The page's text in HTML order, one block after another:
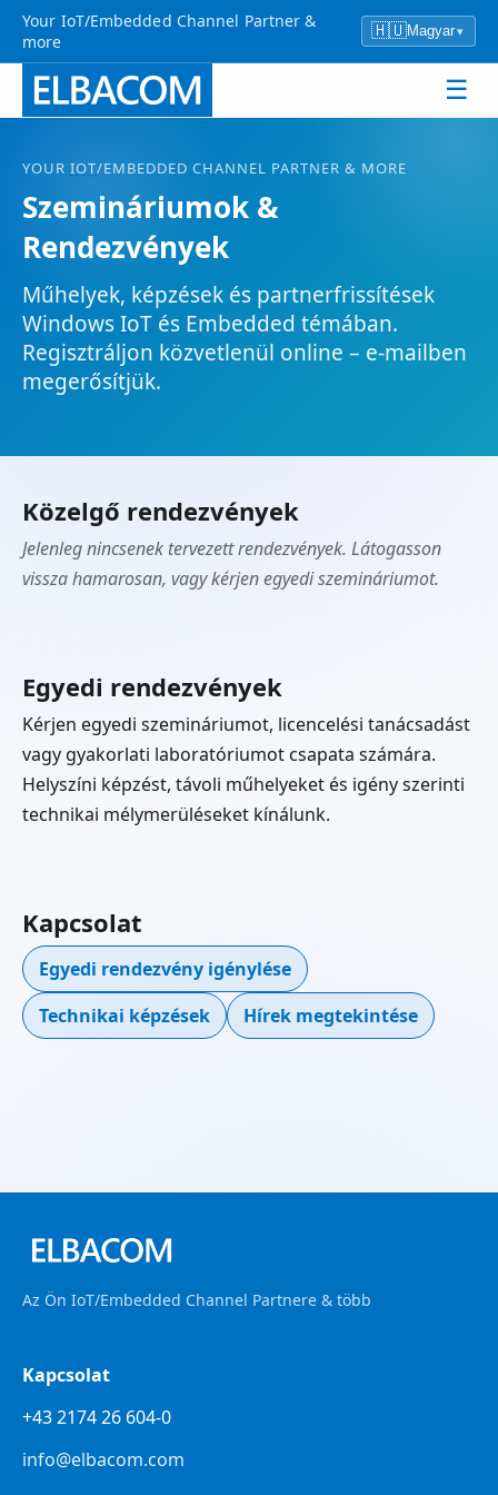
Your IoT/Embedded Channel Partner &
more
🇭🇺Magyar▾
☰
YOUR IOT/EMBEDDED CHANNEL PARTNER & MORE
Szemináriumok &
Rendezvények
Műhelyek, képzések és partnerfrissítések
WindowsIoT és Embedded témában.
Regisztráljon közvetlenül online – e-mailben
megerősítjük.
Közelgő rendezvények
Jelenleg nincsenek tervezett rendezvények. Látogasson
vissza hamarosan, vagy kérjen egyedi szemináriumot.
Egyedi rendezvények
Kérjen egyedi szemináriumot, licencelési tanácsadást
vagy gyakorlati laboratóriumot csapata számára.
Helyszíni képzést, távoli műhelyeket és igény szerinti
technikai mélymerüléseket kínálunk.
Kapcsolat
Egyedi rendezvény igénylése
Technikai képzések
Hírek megtekintése
Az Ön IoT/Embedded Channel Partnere & több
Kapcsolat
+43 2174 26 604-0
info@elbacom.com